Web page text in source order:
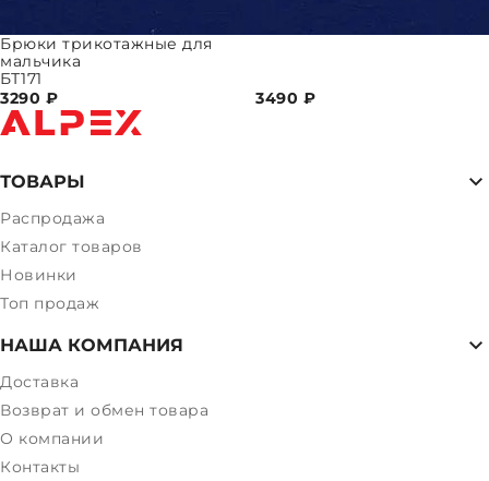
Брюки трикотажные для
мальчика
БТ171
3290 ₽ 3490 ₽
ТОВАРЫ
Распродажа
Каталог товаров
Новинки
Топ продаж
НАША КОМПАНИЯ
Доставка
Возврат и обмен товара
О компании
Контакты